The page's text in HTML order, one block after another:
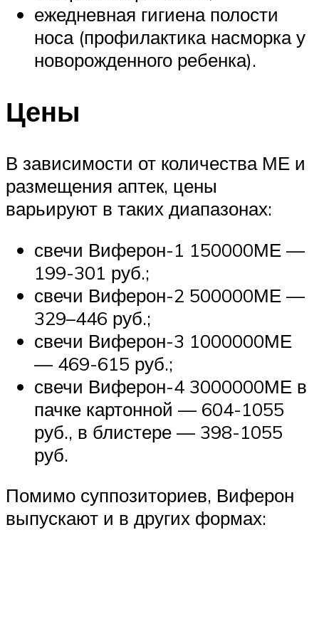
ежедневная гигиена полости
носа (профилактика насморка у
новорожденного ребенка).
Цены
В зависимости от количества МЕ и
размещения аптек, цены
варьируют в таких диапазонах:
свечи Виферон-1 150000МЕ —
199-301 руб.;
свечи Виферон-2 500000МЕ —
329–446 руб.;
свечи Виферон-3 1000000МЕ
— 469-615 руб.;
свечи Виферон-4 3000000МЕ в
пачке картонной — 604-1055
руб., в блистере — 398-1055
руб.
Помимо суппозиториев, Виферон
выпускают и в других формах: